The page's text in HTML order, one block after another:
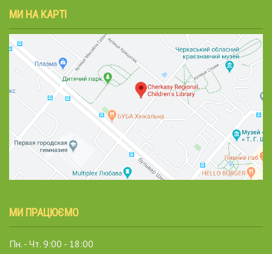
МИ НА КАРТІ
МИ ПРАЦЮЄМО
Пн. - Чт. 9:00 - 18:00